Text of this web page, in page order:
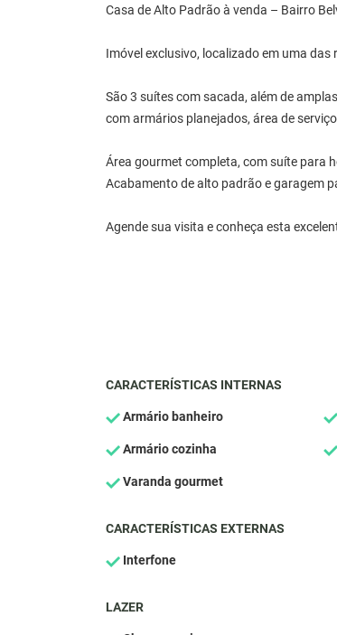
Casa de Alto Padrão à venda – Bairro
Imóvel exclusivo, localizado em uma
São 3 suítes com sacada, além de
com armários planejados, área de
Área gourmet completa, com suíte para
Acabamento de alto padrão e garagem
Agende sua visita e conheça esta
CARACTERÍSTICAS INTERNAS
Armário banheiro
Armário cozinha
Varanda gourmet
CARACTERÍSTICAS EXTERNAS
Interfone
LAZER